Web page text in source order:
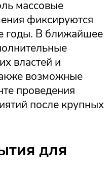
массовые
фиксируются
годы. В ближайшее
властей и
возможные
проведения
после крупных
для